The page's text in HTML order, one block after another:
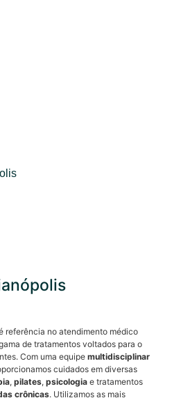
referência no atendimento médico
de tratamentos voltados para o
Com uma equipe multidisciplinar
cuidados em diversas
, pilates, psicologia e tratamentos
crônicas. Utilizamos as mais